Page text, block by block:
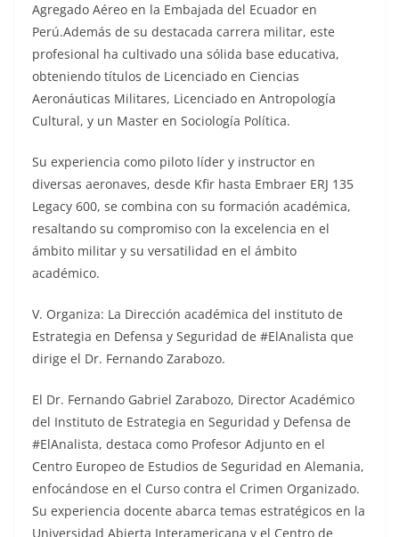
Agregado Aéreo en la Embajada del Ecuador en
Perú.Además de su destacada carrera militar, este
profesional ha cultivado una sólida base educativa,
obteniendo títulos de Licenciado en Ciencias
Aeronáuticas Militares, Licenciado en Antropología
Cultural, y un Master en Sociología Política.
Su experiencia como piloto líder y instructor en
diversas aeronaves, desde Kfir hasta Embraer ERJ 135
Legacy 600, se combina con su formación académica,
resaltando su compromiso con la excelencia en el
ámbito militar y su versatilidad en el ámbito
académico.
V. Organiza: La Dirección académica del instituto de
Estrategia en Defensa y Seguridad de #ElAnalista que
dirige el Dr. Fernando Zarabozo.
El Dr. Fernando Gabriel Zarabozo, Director Académico
del Instituto de Estrategia en Seguridad y Defensa de
#ElAnalista, destaca como Profesor Adjunto en el
Centro Europeo de Estudios de Seguridad en Alemania,
enfocándose en el Curso contra el Crimen Organizado.
Su experiencia docente abarca temas estratégicos en la
Universidad Abierta Interamericana y el Centro de